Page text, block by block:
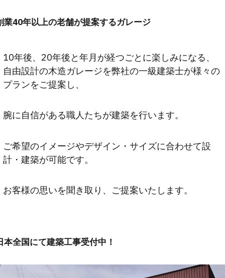
業40年以上の老舗が提案するガレージ
10年後、20年後と年月が経つごとに楽しみになる、
自由設計の木造ガレージを弊社の一級建築士が様々の
プランをご提案し、
腕に自信がある職人たちが建築を行います。
ご希望のイメージやデザイン・サイズに合わせて設
計・建築が可能です。
お客様の思いを聞き取り、ご提案いたします。
本全国にて建築工事受付中！